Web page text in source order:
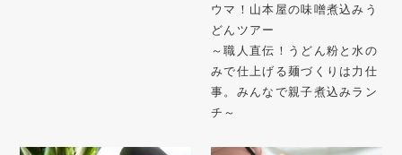
ウマ！山本屋の味噌煮込みう
どんツアー
～職人直伝！うどん粉と水の
みで仕上げる麺づくりは力仕
事。みんなで親子煮込みラン
チ～